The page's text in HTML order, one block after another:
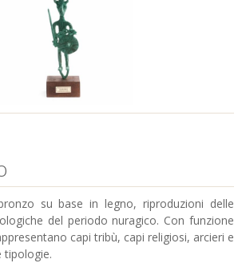
su base in legno, riproduzioni delle
del periodo nuragico. Con funzione
capi tribù, capi religiosi, arcieri e
tipologie.